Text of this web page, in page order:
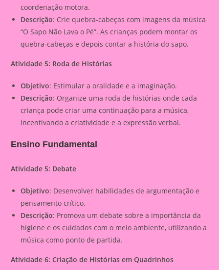
coordenação motora.
Descrição: Crie quebra-cabeças com imagens da música
“O Sapo Não Lava o Pé”. As crianças podem montar os
quebra-cabeças e depois contar a história do sapo.
Atividade 5: Roda de Histórias
Objetivo: Estimular a oralidade e a imaginação.
Descrição: Organize uma roda de histórias onde cada
criança pode criar uma continuação para a música,
incentivando a criatividade e a expressão verbal.
Ensino Fundamental
Atividade 5: Debate
Objetivo: Desenvolver habilidades de argumentação e
pensamento crítico.
Descrição: Promova um debate sobre a importância da
higiene e os cuidados com o meio ambiente, utilizando a
música como ponto de partida.
Atividade 6: Criação de Histórias em Quadrinhos